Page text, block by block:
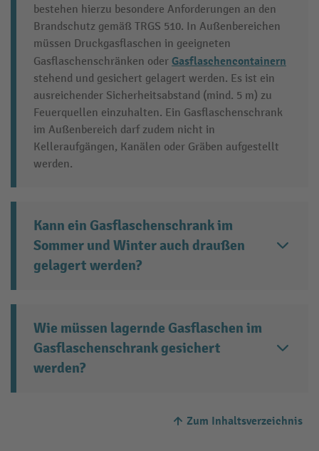
bestehen hierzu besondere Anforderungen an den
Brandschutz gemäß TRGS 510. In Außenbereichen
müssen Druckgasflaschen in geeigneten
Gasflaschenschränken oder Gasflaschencontainern
stehend und gesichert gelagert werden. Es ist ein
ausreichender Sicherheitsabstand (mind. 5 m) zu
Feuerquellen einzuhalten. Ein Gasflaschenschrank
im Außenbereich darf zudem nicht in
Kelleraufgängen, Kanälen oder Gräben aufgestellt
werden.
Kann ein Gasflaschenschrank im
Sommer und Winter auch draußen
gelagert werden?
Wie müssen lagernde Gasflaschen im
Gasflaschenschrank gesichert
werden?
Zum Inhaltsverzeichnis